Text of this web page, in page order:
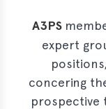
A3PS
expert
concering
prospective